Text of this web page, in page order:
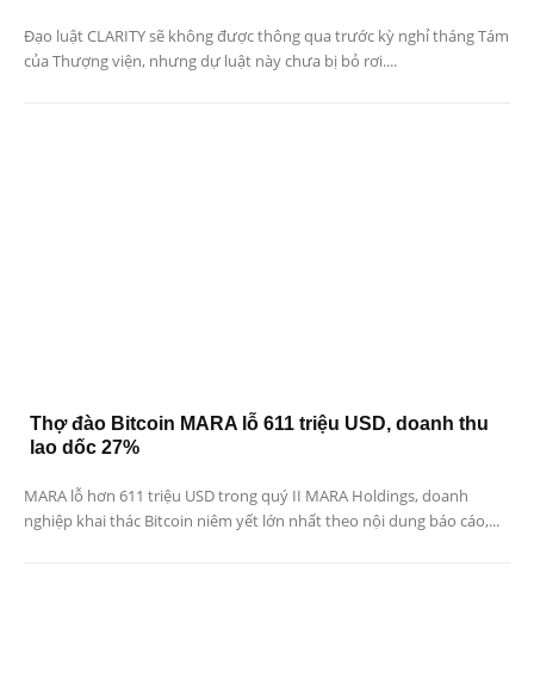
Đạo luật CLARITY sẽ không được thông qua trước kỳ nghỉ tháng Tám
của Thượng viện, nhưng dự luật này chưa bị bỏ rơi....
Thợ đào Bitcoin MARA lỗ 611 triệu USD, doanh thu
lao dốc 27%
MARA lỗ hơn 611 triệu USD trong quý II MARA Holdings, doanh
nghiệp khai thác Bitcoin niêm yết lớn nhất theo nội dung báo cáo,...